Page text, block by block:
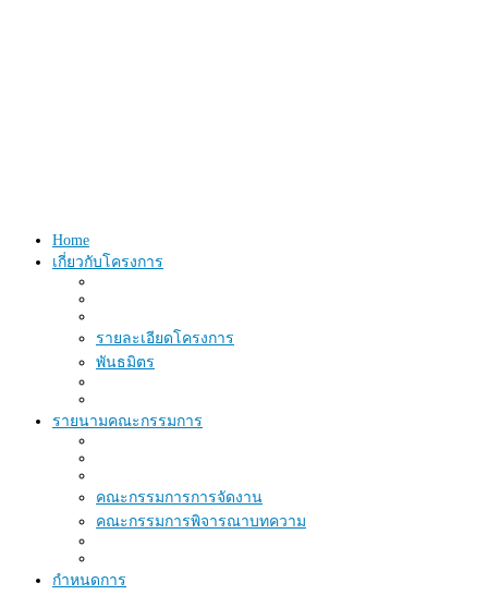
Home
เกี่ยวกับโครงการ
รายละเอียดโครงการ
พันธมิตร
รายนามคณะกรรมการ
คณะกรรมการการจัดงาน
คณะกรรมการพิจารณาบทความ
กำหนดการ